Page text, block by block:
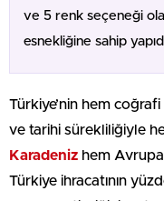
ve 5 renk seçeneği
esnekliğine sahip
Türkiye’nin hem
ve tarihi sürekliliğiyle
Karadeniz hem
Türkiye ihracatının